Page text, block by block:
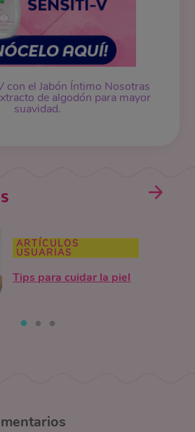
con el Jabón Íntimo Nosotras
de algodón para mayor
suavidad.
ARTÍCULOS
USUARIAS
Tips para cuidar la piel